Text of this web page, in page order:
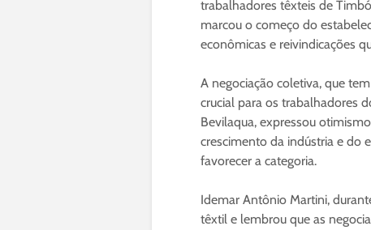
trabalhadores têxteis de
marcou o começo do
econômicas e reivindicações
A negociação coletiva, que
crucial para os trabalhadores
Bevilaqua, expressou
crescimento da indústria e do
favorecer a categoria.
Idemar Antônio Martini,
têxtil e lembrou que as